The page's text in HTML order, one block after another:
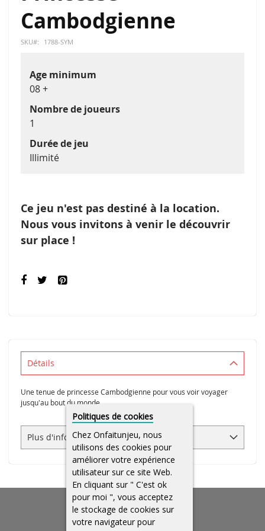
d’images
Cambodgienne
SKU 1788-SYM
Age minimum
08 +
Nombre de joueurs
1
Durée de jeu
Illimité
Ce jeu n'est pas destiné à la location.
Nous vous invitons à venir le découvrir
sur place !
Détails
Une tenue de princesse Cambodgienne pour vous voir voyager
jusqu'au bout du monde.
Plus d'infos
Politiques de cookies
Chez Onfaitunjeu, nous
utilisons des cookies pour
améliorer votre expérience
utilisateur sur ce site Web.
En cliquant sur " C'est ok
pour moi ", vous acceptez
le stockage de cookies sur
votre navigateur pour